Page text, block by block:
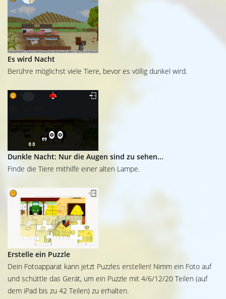
Es wird Nacht
Berühre möglichst viele Tiere, bevor es völlig dunkel wird.
Dunkle Nacht: Nur die Augen sind zu sehen...
Finde die Tiere mithilfe einer alten Lampe.
Erstelle ein Puzzle
Dein Fotoapparat kann jetzt Puzzles erstellen! Nimm ein Foto auf
und schüttle das Gerät, um ein Puzzle mit 4/6/12/20 Teilen (auf
dem iPad bis zu 42 Teilen) zu erhalten.